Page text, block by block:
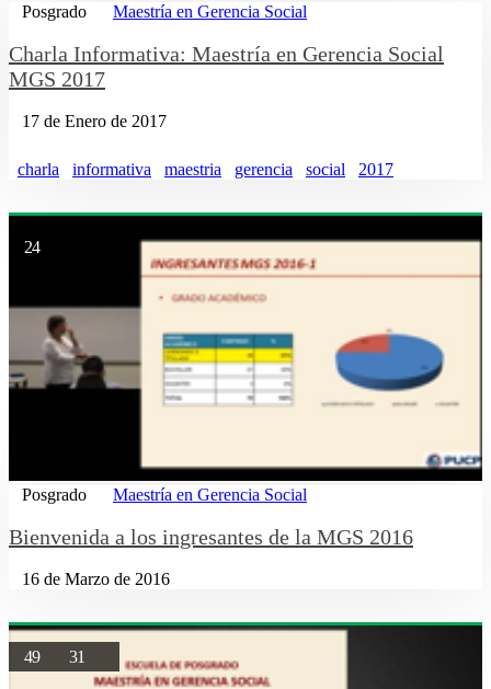
Posgrado Maestría en Gerencia Social
Charla Informativa: Maestría en Gerencia Social
MGS 2017
17 de Enero de 2017
charla informativa maestria gerencia social 2017
24
Posgrado Maestría en Gerencia Social
Bienvenida a los ingresantes de la MGS 2016
16 de Marzo de 2016
49 31